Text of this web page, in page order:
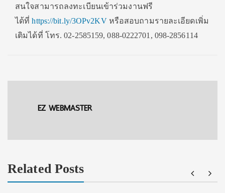
สนใจสามารถลงทะเบียนเข้าร่วมงานฟรี
ได้ที่https://bit.ly/3OPv2KVหรือสอบถามรายละเอียดเพิ่ม
เติมได้ที่ โทร.02-2585159, 088-0222701, 098-2856114
EZ WEBMASTER
Related Posts